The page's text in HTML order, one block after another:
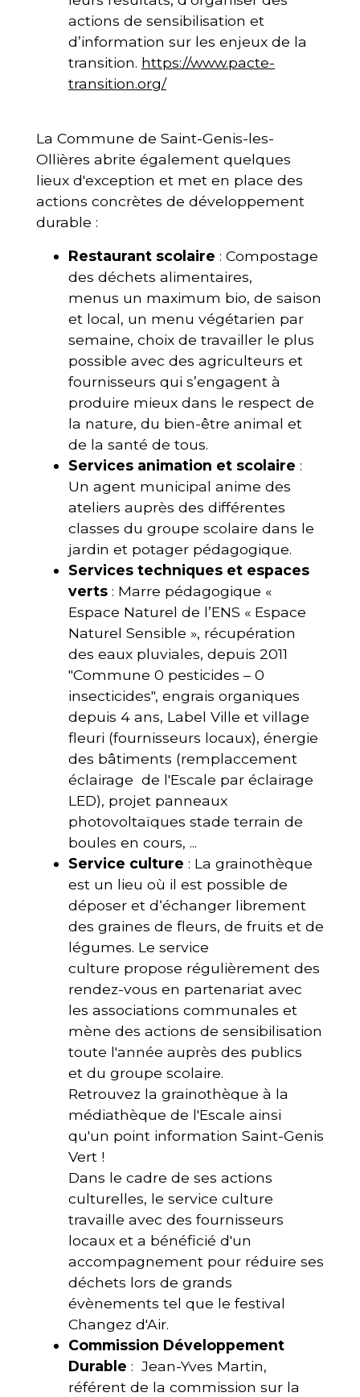
actions de sensibilisation et
d’information sur les enjeux de la
transition. https://www.pacte-
transition.org/
La Commune de Saint-Genis-les-
Ollières abrite également quelques
lieux d'exception et met en place des
actions concrètes de développement
durable :
Restaurant scolaire : Compostage
des déchets alimentaires,
menus un maximum bio, de saison
et local, un menu végétarien par
semaine, choix de travailler le plus
possible avec des agriculteurs et
fournisseurs qui s’engagent à
produire mieux dans le respect de
la nature, du bien-être animal et
de la santé de tous.
Services animation et scolaire :
Un agent municipal anime des
ateliers auprès des différentes
classes du groupe scolaire dans le
jardin et potager pédagogique.
Services techniques et espaces
verts : Marre pédagogique «
Espace Naturel de l’ENS « Espace
Naturel Sensible », récupération
des eaux pluviales, depuis 2011
"Commune 0 pesticides – 0
insecticides", engrais organiques
depuis 4 ans, Label Ville et village
fleuri (fournisseurs locaux), énergie
des bâtiments (remplaccement
éclairage de l'Escale par éclairage
LED), projet panneaux
photovoltaïques stade terrain de
boules en cours, ...
Service culture : La grainothèque
est un lieu où il est possible de
déposer et d‘échanger librement
des graines de fleurs, de fruits et de
légumes. Le service
culture propose régulièrement des
rendez-vous en partenariat avec
les associations communales et
mène des actions de sensibilisation
toute l'année auprès des publics
et du groupe scolaire.
Retrouvez la grainothèque à la
médiathèque de l'Escale ainsi
qu'un point information Saint-Genis
Vert !
Dans le cadre de ses actions
culturelles, le service culture
travaille avec des fournisseurs
locaux et a bénéficié d'un
accompagnement pour réduire ses
déchets lors de grands
évènements tel que le festival
Changez d'Air.
Commission Développement
Durable : Jean-Yves Martin,
référent de la commission sur la